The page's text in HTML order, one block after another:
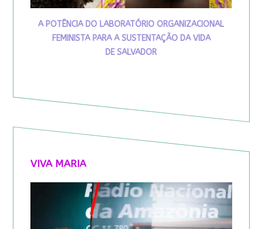
A POTÊNCIA DO LABORATÓRIO ORGANIZACIONAL
FEMINISTA PARA A SUSTENTAÇÃO DA VIDA
DE SALVADOR
VIVA MARIA